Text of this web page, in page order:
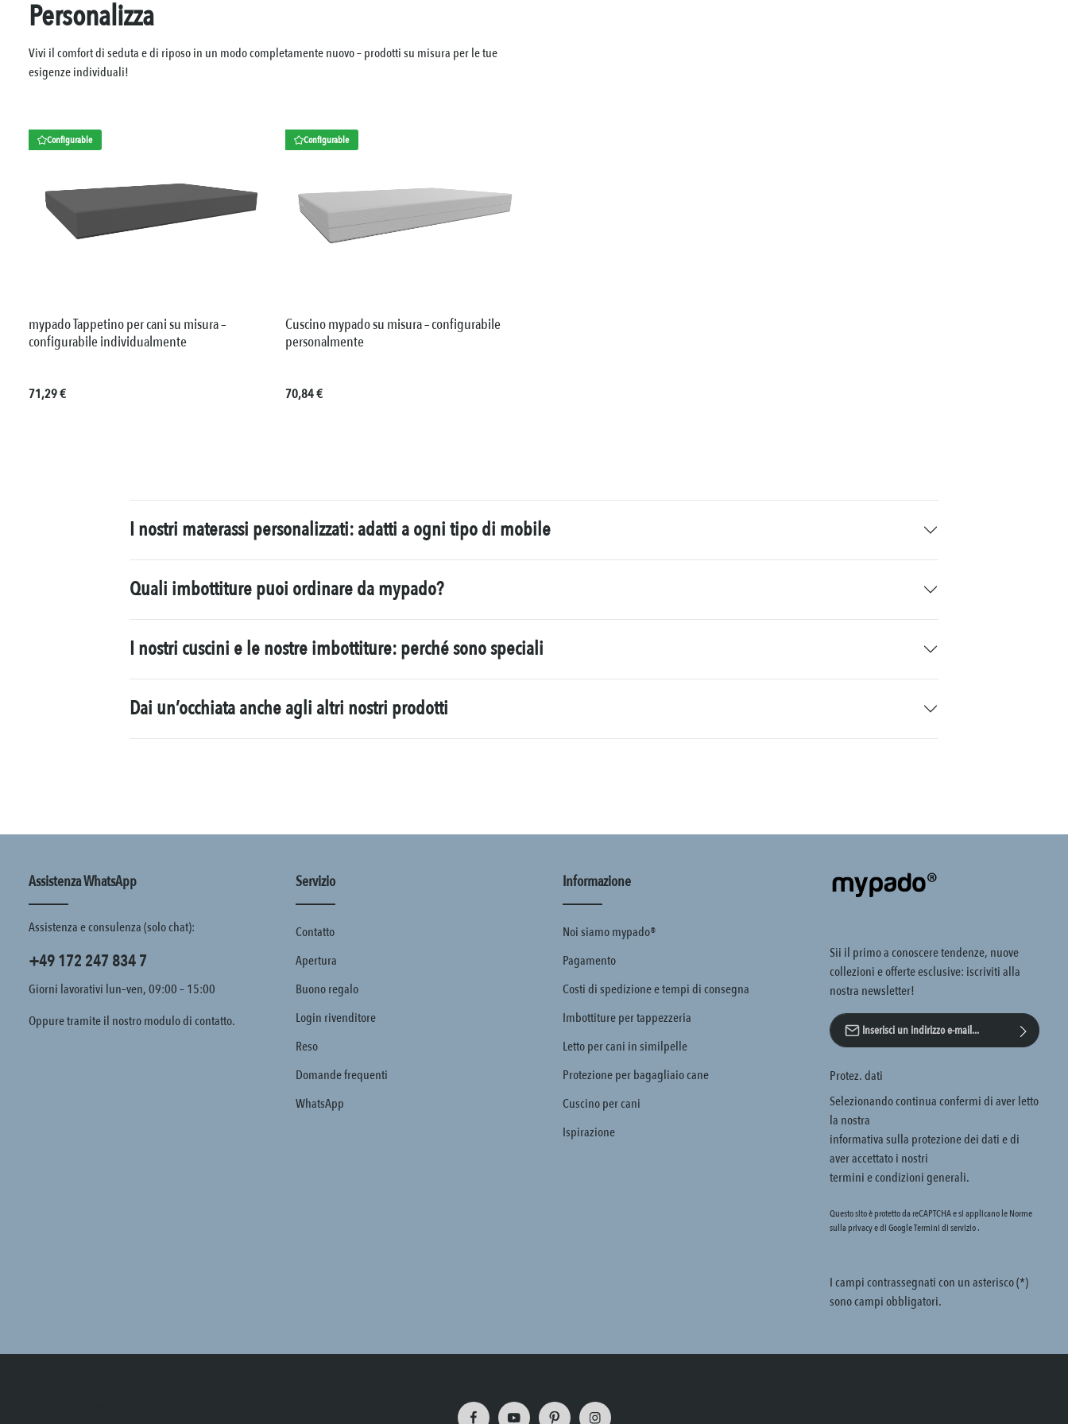
Personalizza
Vivi il comfort di seduta e di riposo in un modo completamente nuovo – prodotti su misura per le tue
esigenze individuali!
Configurable
mypado Tappetino per cani su misura –
configurabile individualmente
Prezzo normale:
71,29 €
Configurable
Cuscino mypado su misura – configurabile
personalmente
Prezzo normale:
70,84 €
I nostri materassi personalizzati: adatti a ogni tipo di mobile
Quali imbottiture puoi ordinare da mypado?
I nostri cuscini e le nostre imbottiture: perché sono speciali
Dai un’occhiata anche agli altri nostri prodotti
Assistenza WhatsApp
Assistenza e consulenza (solo chat):
+49 172 247 834 7
Giorni lavorativi lun–ven, 09:00 – 15:00
Oppure tramite il nostromodulo di contatto.
Servizio
Contatto
Apertura
Buono regalo
Login rivenditore
Reso
Domande frequenti
WhatsApp
Informazione
Noi siamo mypado®
Pagamento
Costi di spedizione e tempi di consegna
Imbottiture per tappezzeria
Letto per cani in similpelle
Protezione per bagagliaio cane
Cuscino per cani
Ispirazione
Sii il primo a conoscere tendenze, nuove
collezioni e offerte esclusive: iscriviti alla
nostra newsletter!
Indirizzo e-mail*
Protez. dati
Selezionando continua confermi di aver letto
la nostra
informativa sulla protezione dei datie di
aver accettato i nostri
termini e condizioni generali.
Questo sito è protetto da reCAPTCHA e si applicano le Norme
sulla privacy edi GoogleTermini di servizio.
I campi contrassegnati con un asterisco (*)
sono campi obbligatori.